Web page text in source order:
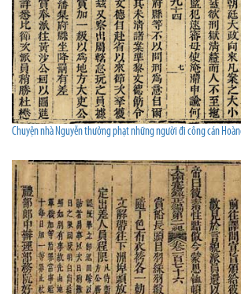
Chuyện nhà Nguyễn thưởng phạt những người đi công cán